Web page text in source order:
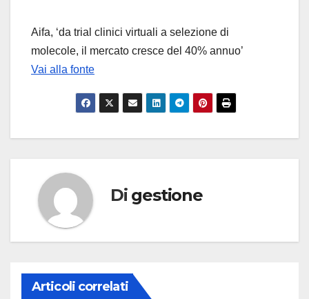
Aifa, ‘da trial clinici virtuali a selezione di
molecole, il mercato cresce del 40% annuo’
Vai alla fonte
Di gestione
Articoli correlati